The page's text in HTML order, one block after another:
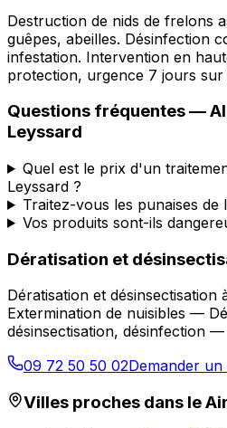
Destruction de nids de frelons
guêpes, abeilles. Désinfection
infestation. Intervention en
protection, urgence 7 jours sur
Questions fréquentes —
Leyssard
Quel est le prix d'un
Leyssard ?
Traitez-vous les punaises de
Vos produits sont-ils
Dératisation et
Dératisation et désinsectisation
Extermination de nuisibles —
désinsectisation, désinfection
09 72 50 50 02Demander
Villes proches dans le